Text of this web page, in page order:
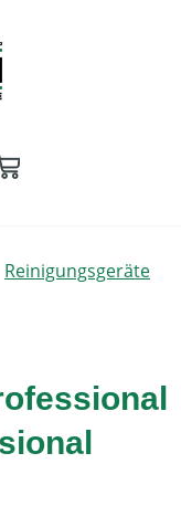
Reinigungsgeräte